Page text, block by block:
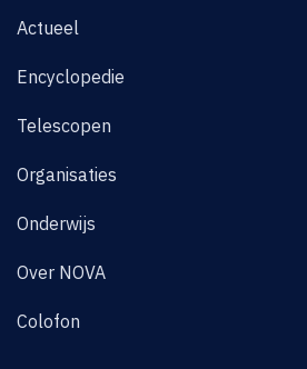
Actueel
Encyclopedie
Telescopen
Organisaties
Onderwijs
Over NOVA
Colofon